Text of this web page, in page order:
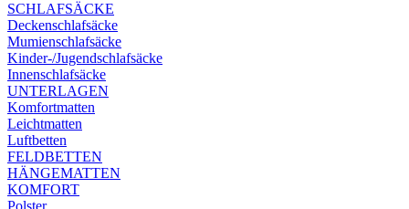
SCHLAFSÄCKE
Deckenschlafsäcke
Mumienschlafsäcke
Kinder-/Jugendschlafsäcke
Innenschlafsäcke
UNTERLAGEN
Komfortmatten
Leichtmatten
Luftbetten
FELDBETTEN
HÄNGEMATTEN
KOMFORT
Polster